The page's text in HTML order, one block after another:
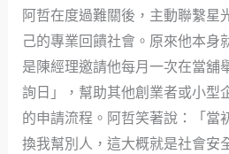
阿哲在度過難關後，主動聯繫星
己的專業回饋社會。原來他本身
是陳經理邀請他每月一次在當舖
詢日」，幫助其他創業者或小型
的申請流程。阿哲笑著說：「當
換我幫別人，這大概就是社會安